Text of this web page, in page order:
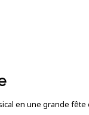
en une grande fête